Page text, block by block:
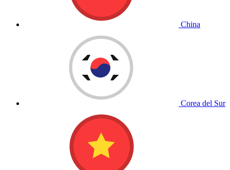
China
Corea del Sur